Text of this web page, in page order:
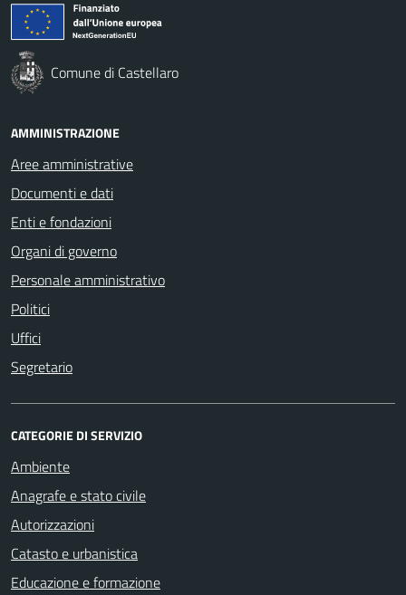
Comune di Castellaro
AMMINISTRAZIONE
Aree amministrative
Documenti e dati
Enti e fondazioni
Organi di governo
Personale amministrativo
Politici
Uffici
Segretario
CATEGORIE DI SERVIZIO
Ambiente
Anagrafe e stato civile
Autorizzazioni
Catasto e urbanistica
Educazione e formazione